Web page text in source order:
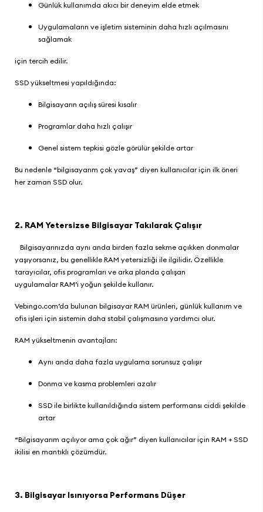
Günlük kullanımda akıcı bir deneyim elde etmek
Uygulamaların ve işletim sisteminin daha hızlı açılmasını
sağlamak
için tercih edilir.
SSD yükseltmesi yapıldığında:
Bilgisayarın açılış süresi kısalır
Programlar daha hızlı çalışır
Genel sistem tepkisi gözle görülür şekilde artar
Bu nedenle “bilgisayarım çok yavaş” diyen kullanıcılar için ilk öneri
her zaman SSD olur.
2. RAM Yetersizse Bilgisayar Takılarak Çalışır
Bilgisayarınızda aynı anda birden fazla sekme açıkken donmalar
yaşıyorsanız, bu genellikle RAM yetersizliği ile ilgilidir. Özellikle
tarayıcılar, ofis programları ve arka planda çalışan
uygulamalar RAM’i yoğun şekilde kullanır.
Vebingo.com’da bulunan bilgisayar RAM ürünleri, günlük kullanım ve
ofis işleri için sistemin daha stabil çalışmasına yardımcı olur.
RAM yükseltmenin avantajları:
Aynı anda daha fazla uygulama sorunsuz çalışır
Donma ve kasma problemleri azalır
SSD ile birlikte kullanıldığında sistem performansı ciddi şekilde
artar
“Bilgisayarım açılıyor ama çok ağır” diyen kullanıcılar için RAM + SSD
ikilisi en mantıklı çözümdür.
3. Bilgisayar Isınıyorsa Performans Düşer